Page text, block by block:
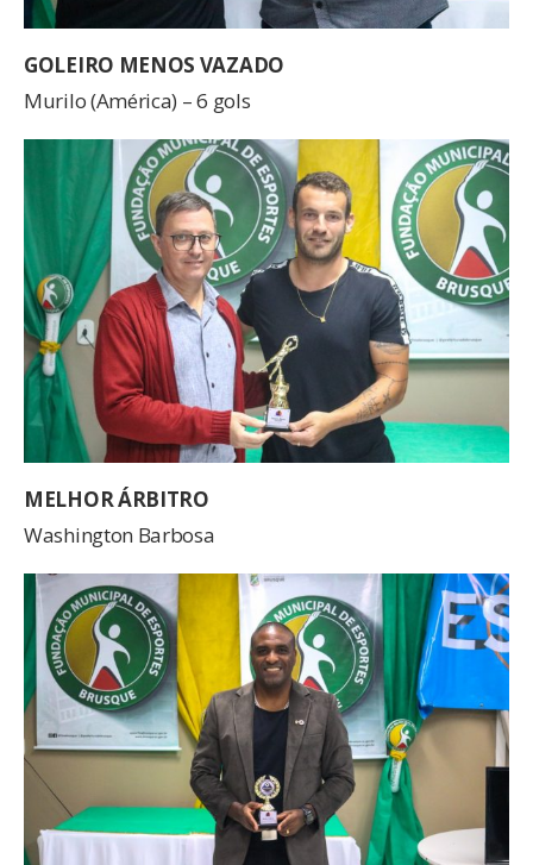
GOLEIRO MENOS VAZADO
Murilo (América) – 6 gols
MELHOR ÁRBITRO
Washington Barbosa